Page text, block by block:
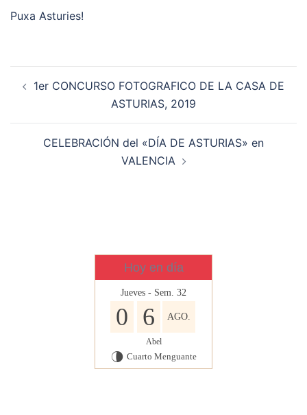
Puxa Asturies!
de 1er CONCURSO FOTOGRAFICO DE LA CASA DE
ASTURIAS, 2019
CELEBRACIÓN del «DÍA DE ASTURIAS» en
VALENCIA
Hoy en día
Jueves - Sem. 32
0 6 AGO.
Abel
U Cuarto Menguante